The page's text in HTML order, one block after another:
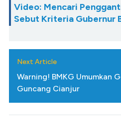
Video: Mencari
Sebut Kriteria Gubernur
Next Article
Warning! BMKG Umumkan
Guncang Cianjur